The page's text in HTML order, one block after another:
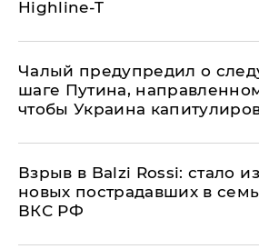
Highline-T
Чалый предупредил о
шаге Путина,
чтобы Украина
Взрыв в Balzi Rossi: стало
новых пострадавших в
ВКС РФ